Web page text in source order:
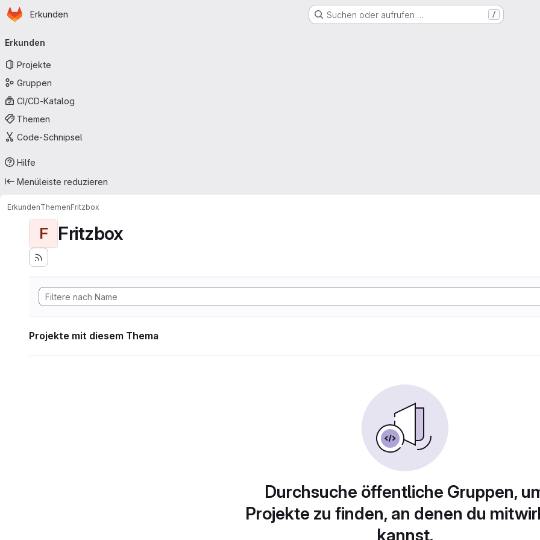
Zum Hauptinhalt springen
StartseiteErkunden Suchen oder aufrufen … /
Erkunden
Projekte
Gruppen
CI/CD-Katalog
Themen
Code-Schnipsel
Hilfe
Menüleiste reduzieren
ErkundenThemenFritzbox
F Fritzbox
Projekte mit diesem Thema
Durchsuche öffentliche Gruppen,
Projekte zu finden, an denen du
kannst.